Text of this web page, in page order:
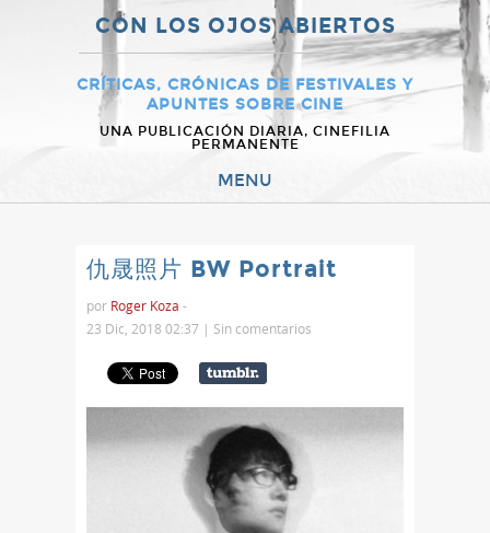
CON LOS OJOS ABIERTOS
CRÍTICAS, CRÓNICAS DE FESTIVALES Y
APUNTES SOBRE CINE
UNA PUBLICACIÓN DIARIA, CINEFILIA
PERMANENTE
MENU
仇晟照片 BW Portrait
por Roger Koza -
23 Dic, 2018 02:37 | Sin comentarios